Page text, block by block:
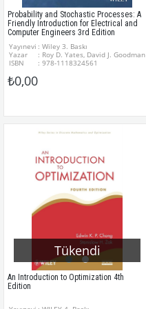
Probability and Stochastic Processes: A
Friendly Introduction for Electrical and
Computer Engineers 3rd Edition
Yayınevi : Wiley 3. Baskı
Yazar
: Roy D. Yates, David J. Goodman
ISBN
: 978-1118324561
₺0,00
Tükendi
An Introduction to Optimization 4th
Edition